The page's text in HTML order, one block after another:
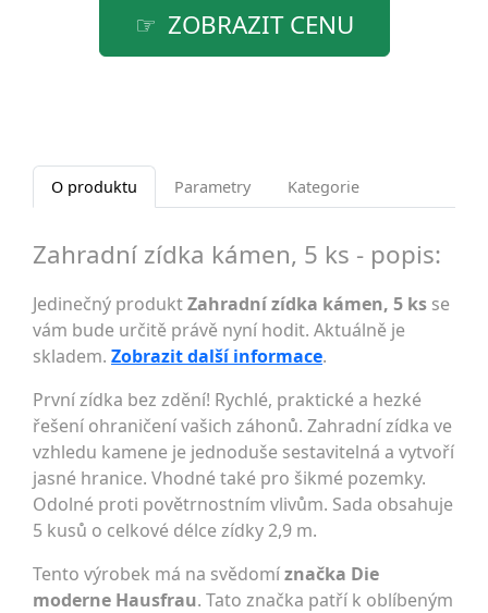
ZOBRAZIT CENU
O produktu Parametry Kategorie
Zahradní zídka kámen, 5 ks - popis:
Jedinečný produktZahradní zídka kámen, 5 ks se
vám bude určitě právě nyní hodit. Aktuálně je
skladem. Zobrazit další informace.
První zídka bez zdění! Rychlé, praktické a hezké
řešení ohraničení vašich záhonů. Zahradní zídka ve
vzhledu kamene je jednoduše sestavitelná a vytvoří
jasné hranice. Vhodné také pro šikmé pozemky.
Odolné proti povětrnostním vlivům. Sada obsahuje
5 kusů o celkové délce zídky 2,9 m.
Tento výrobek má na svědomíznačka Die
moderne Hausfrau. Tato značka patří k oblíbeným